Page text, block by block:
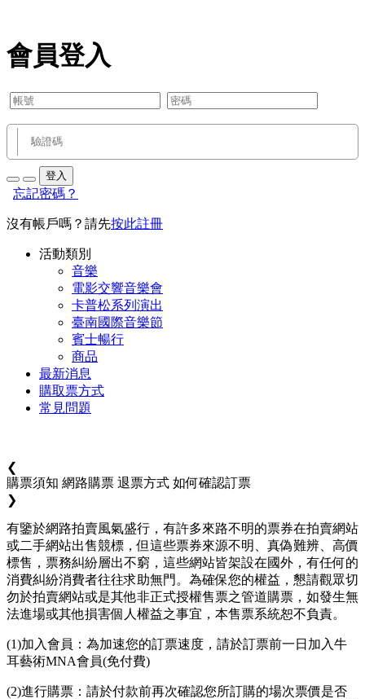
會員登入
登入
忘記密碼？
沒有帳戶嗎？請先按此註冊
活動類別
音樂
電影交響音樂會
卡普松系列演出
臺南國際音樂節
賓士暢行
商品
最新消息
購取票方式
常見問題
❮
購票須知 網路購票 退票方式 如何確認訂票
❯
有鑒於網路拍賣風氣盛行，有許多來路不明的票券在拍賣網站
或二手網站出售競標，但這些票券來源不明、真偽難辨、高價
標售，票務糾紛層出不窮，這些網站皆架設在國外，有任何的
消費糾紛消費者往往求助無門。為確保您的權益，懇請觀眾切
勿於拍賣網站或是其他非正式授權售票之管道購票，如發生無
法進場或其他損害個人權益之事宜，本售票系統恕不負責。
(1)加入會員：為加速您的訂票速度，請於訂票前一日加入牛
耳藝術MNA會員(免付費)
(2)進行購票：請於付款前再次確認您所訂購的場次票價是否